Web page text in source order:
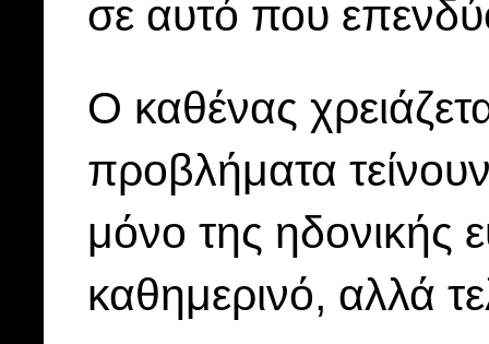
σε αυτό που
Ο καθένας
προβλήματα
μόνο της ηδονικής
καθημερινό, αλλά